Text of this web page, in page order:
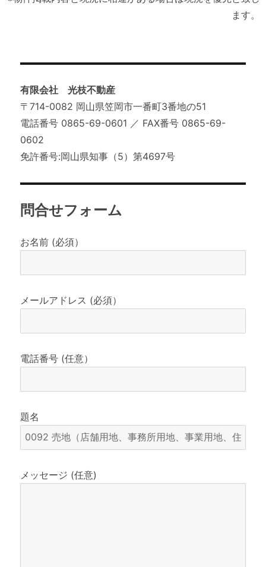
ます。
有限会社 光枝不動産
〒714-0082 岡山県笠岡市一番町3番地の51
電話番号 0865-69-0601 ／ FAX番号 0865-69-
0602
免許番号:岡山県知事（5）第4697号
問合せフォーム
お名前 (必須）
メールアドレス (必須）
電話番号 (任意）
題名
メッセージ (任意)